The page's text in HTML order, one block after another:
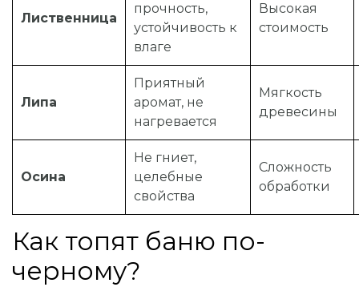
Лиственница
прочность,
устойчивость к
влаге
Высокая
стоимость
Липа
Приятный
аромат, не
нагревается
Мягкость
древесины
Осина
Не гниет,
целебные
свойства
Сложность
обработки
Как топят баню по-
черному?